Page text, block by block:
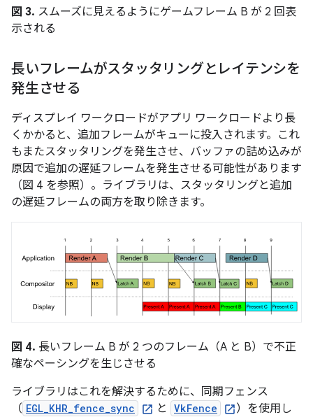
図 3. スムーズに見えるようにゲームフレーム B が 2 回表
示される
長いフレームがスタッタリングとレイテンシを
発生させる
ディスプレイ ワークロードがアプリ ワークロードより長
くかかると、追加フレームがキューに投入されます。これ
もまたスタッタリングを発生させ、バッファの詰め込みが
原因で追加の遅延フレームを発生させる可能性があります
（図 4 を参照）。ライブラリは、スタッタリングと追加
の遅延フレームの両方を取り除きます。
図 4. 長いフレーム B が 2 つのフレーム（A と B）で不正
確なペーシングを生じさせる
ライブラリはこれを解決するために、同期フェンス
（ EGL_KHR_fence_sync と VkFence
）を使用し